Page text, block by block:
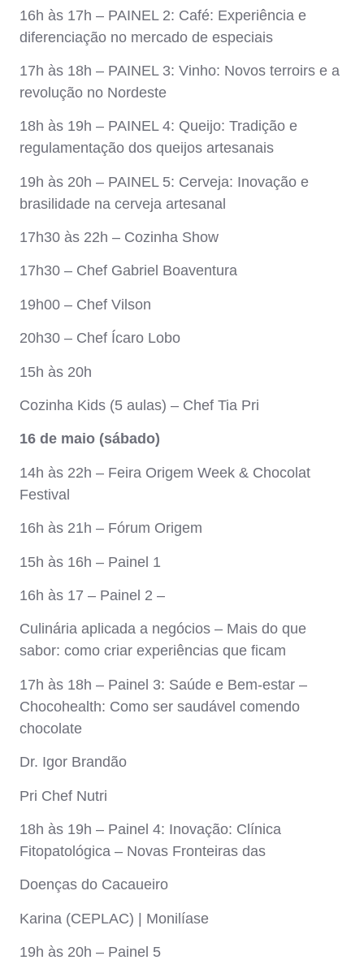
16h às 17h – PAINEL 2: Café: Experiência e
diferenciação no mercado de especiais
17h às 18h – PAINEL 3: Vinho: Novos terroirs e a
revolução no Nordeste
18h às 19h – PAINEL 4: Queijo: Tradição e
regulamentação dos queijos artesanais
19h às 20h – PAINEL 5: Cerveja: Inovação e
brasilidade na cerveja artesanal
17h30 às 22h – Cozinha Show
17h30 – Chef Gabriel Boaventura
19h00 – Chef Vilson
20h30 – Chef Ícaro Lobo
15h às 20h
Cozinha Kids (5 aulas) – Chef Tia Pri
16 de maio (sábado)
14h às 22h – Feira Origem Week & Chocolat
Festival
16h às 21h – Fórum Origem
15h às 16h – Painel 1
16h às 17 – Painel 2 –
Culinária aplicada a negócios – Mais do que
sabor: como criar experiências que ficam
17h às 18h – Painel 3: Saúde e Bem-estar –
Chocohealth: Como ser saudável comendo
chocolate
Dr. Igor Brandão
Pri Chef Nutri
18h às 19h – Painel 4: Inovação: Clínica
Fitopatológica – Novas Fronteiras das
Doenças do Cacaueiro
Karina (CEPLAC) | Monilíase
19h às 20h – Painel 5